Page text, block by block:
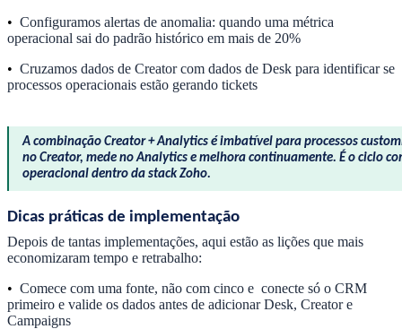
• Configuramos alertas de anomalia: quando uma métrica
operacional sai do padrão histórico em mais de 20%
• Cruzamos dados de Creator com dados de Desk para identificar se
processos operacionais estão gerando tickets
A combinação Creator + Analytics é imbatível para processos
no Creator, mede no Analytics e melhora continuamente. É o ciclo
operacional dentro da stack Zoho.
Dicas práticas de implementação
Depois de tantas implementações, aqui estão as lições que mais
economizaram tempo e retrabalho:
• Comece com uma fonte, não com cinco e conecte só o CRM
primeiro e valide os dados antes de adicionar Desk, Creator e
Campaigns